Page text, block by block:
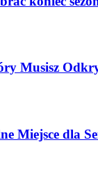
w trakcie wyboru
przeczytania
Musisz
Miejsce dla